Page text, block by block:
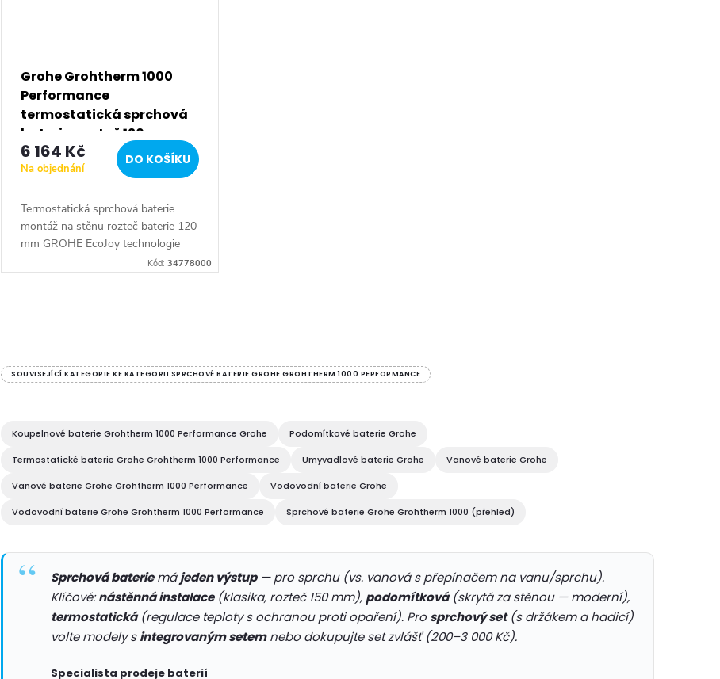
Grohe Grohtherm 1000
Performance
termostatická sprchová
baterie, rozteč 120 mm,
chrom 34778000
6 164 Kč
Na objednání
DO KOŠÍKU
Termostatická sprchová baterie
montáž na stěnu rozteč baterie 120
mm GROHE EcoJoy technologie
pro nízkou spotřebu vody aKód:34778000
v
á
d
a
c
í
SOUVISEJÍCÍ KATEGORIE KE KATEGORII SPRCHOVÉ BATERIE GROHE GROHTHERM 1000 PERFORMANCE
Koupelnové baterie Grohtherm 1000 Performance Grohe Podomítkové baterie Grohe
Termostatické baterie Grohe Grohtherm 1000 Performance Umyvadlové baterie Grohe Vanové baterie Grohe
Vanové baterie Grohe Grohtherm 1000 Performance Vodovodní baterie Grohe
Vodovodní baterie Grohe Grohtherm 1000 Performance Sprchové baterie Grohe Grohtherm 1000 (přehled)
Sprchová bateriemájeden výstup— pro sprchu (vs. vanová s přepínačem na vanu/sprchu).
Klíčové:nástěnná instalace(klasika, rozteč 150 mm),podomítková(skrytá za stěnou — moderní),
termostatická(regulace teploty s ochranou proti opaření). Prosprchový set(s držákem a hadicí)
volte modely sintegrovaným setemnebo dokupujte set zvlášť (200–3 000 Kč).
Specialista prodeje baterií